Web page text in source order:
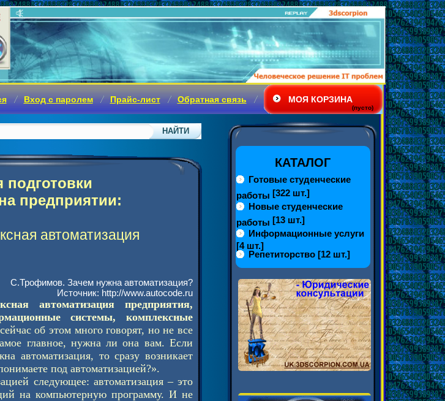
МОЯ КОРЗИНА
(пусто)
Вход с паролем Прайс-лист Обратная связь
подготовки
предприятии:
автоматизация
С.Трофимов. Зачем нужна автоматизация?
Источник: http://www.autocode.ru
автоматизация предприятия,
системы, комплексные
об этом много говорят, но не все
главное, нужна ли она вам. Если
автоматизация, то сразу возникает
под автоматизацией?».
следующее: автоматизация – это
на компьютерную программу. И не
КАТАЛОГ
Готовые студенческие
работы [322 шт.]
Новые студенческие
работы [13 шт.]
Информационные услуги
[4 шт.]
Репетиторство[12 шт.]